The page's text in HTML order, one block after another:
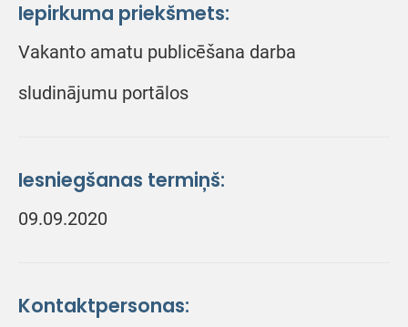
Iepirkuma priekšmets:
Vakanto amatu publicēšana darba
sludinājumu portālos
Iesniegšanas termiņš:
09.09.2020
Kontaktpersonas: